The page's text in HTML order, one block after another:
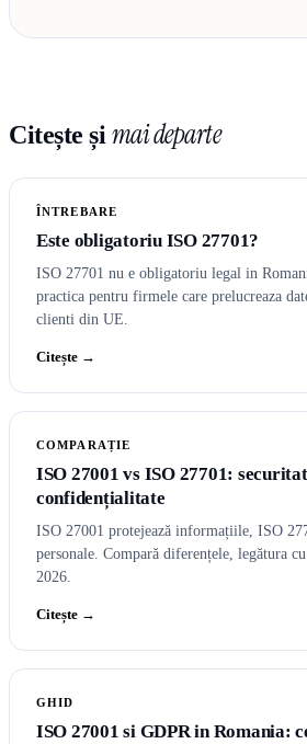
Citește și mai departe
ÎNTREBARE
Este obligatoriu ISO 27701?
ISO 27701 nu e obligatoriu legal in
practica pentru firmele care prelucreaza
clienti din UE.
Citește →
COMPARAȚIE
ISO 27001 vs ISO 27701:
confidențialitate
ISO 27001 protejează informațiile, ISO
personale. Compară diferențele, legătura
2026.
Citește →
GHID
ISO 27001 si GDPR in Romania: